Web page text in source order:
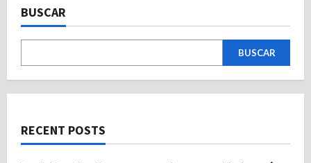
BUSCAR
BUSCAR
RECENT POSTS